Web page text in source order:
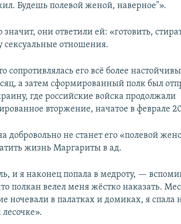
Будешь полевой женой, наверное"».
значит, они ответили ей: «готовить,
сексуальные отношения.
сопротивлялась его всё более
а затем сформированный полк был
где российские войска продолжали
вторжение, начатое в феврале
добровольно не станет его «полевой
жизнь Маргариты в ад.
и я наконец попала в медроту, —
полкан велел меня жёстко наказать.
ночевали в палатках и домиках, я спала